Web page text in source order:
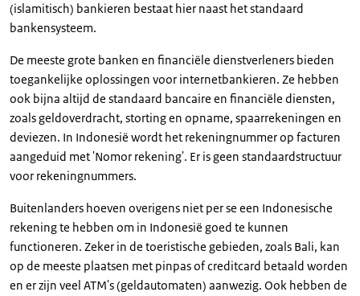
(islamitisch) bankieren bestaat hier naast het standaard
bankensysteem.
De meeste grote banken en financiële dienstverleners bieden
toegankelijke oplossingen voor internetbankieren. Ze hebben
ook bijna altijd de standaard bancaire en financiële diensten,
zoals geldoverdracht, storting en opname, spaarrekeningen en
deviezen. In Indonesië wordt het rekeningnummer op facturen
aangeduid met 'Nomor rekening'. Er is geen standaardstructuur
voor rekeningnummers.
Buitenlanders hoeven overigens niet per se een Indonesische
rekening te hebben om in Indonesië goed te kunnen
functioneren. Zeker in de toeristische gebieden, zoals Bali, kan
op de meeste plaatsen met pinpas of creditcard betaald worden
en er zijn veel ATM's (geldautomaten) aanwezig. Ook hebben de